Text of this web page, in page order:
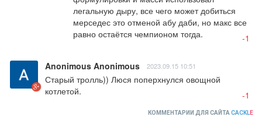
легальную дыру, все чего может добиться
мерседес это отменой абу даби, но макс все
равно остаётся чемпионом тогда.
-1
Anonimous Anonimous 2023.09.15 10:51
Старый тролль)) Люся поперхнулся овощной
котлетой.
-1
КОММЕНТАРИИ ДЛЯ САЙТА CACKLE